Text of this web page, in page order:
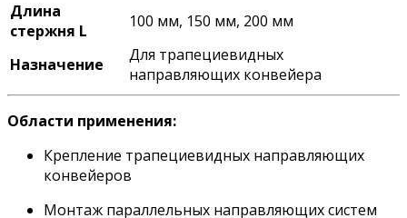
Длина
стержня L
100 мм, 150 мм, 200 мм
Назначение
Для трапециевидных
направляющих конвейера
Области применения:
Крепление трапециевидных направляющих
конвейеров
Монтаж параллельных направляющих систем